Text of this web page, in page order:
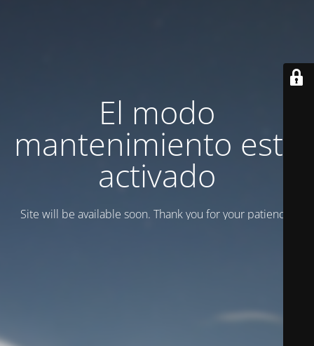
El modo
mantenimiento está
activado
Site will be available soon. Thank you for your patience!